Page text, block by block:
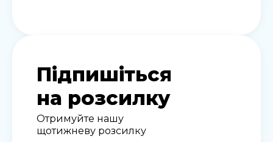
Підпишіться
на розсилку
Отримуйте нашу
щотижневу розсилку